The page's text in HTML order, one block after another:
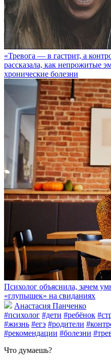
«Тревога — в гастрит, а
рассказала, как непрожитые
хронические болезни
Психолог объяснила, зачем
«глупышек» на свиданиях
Анастасия Панченко
#психолог #дети #ребёнок
#жизнь #егэ #родители
#рекомендации #болезни
Что думаешь?